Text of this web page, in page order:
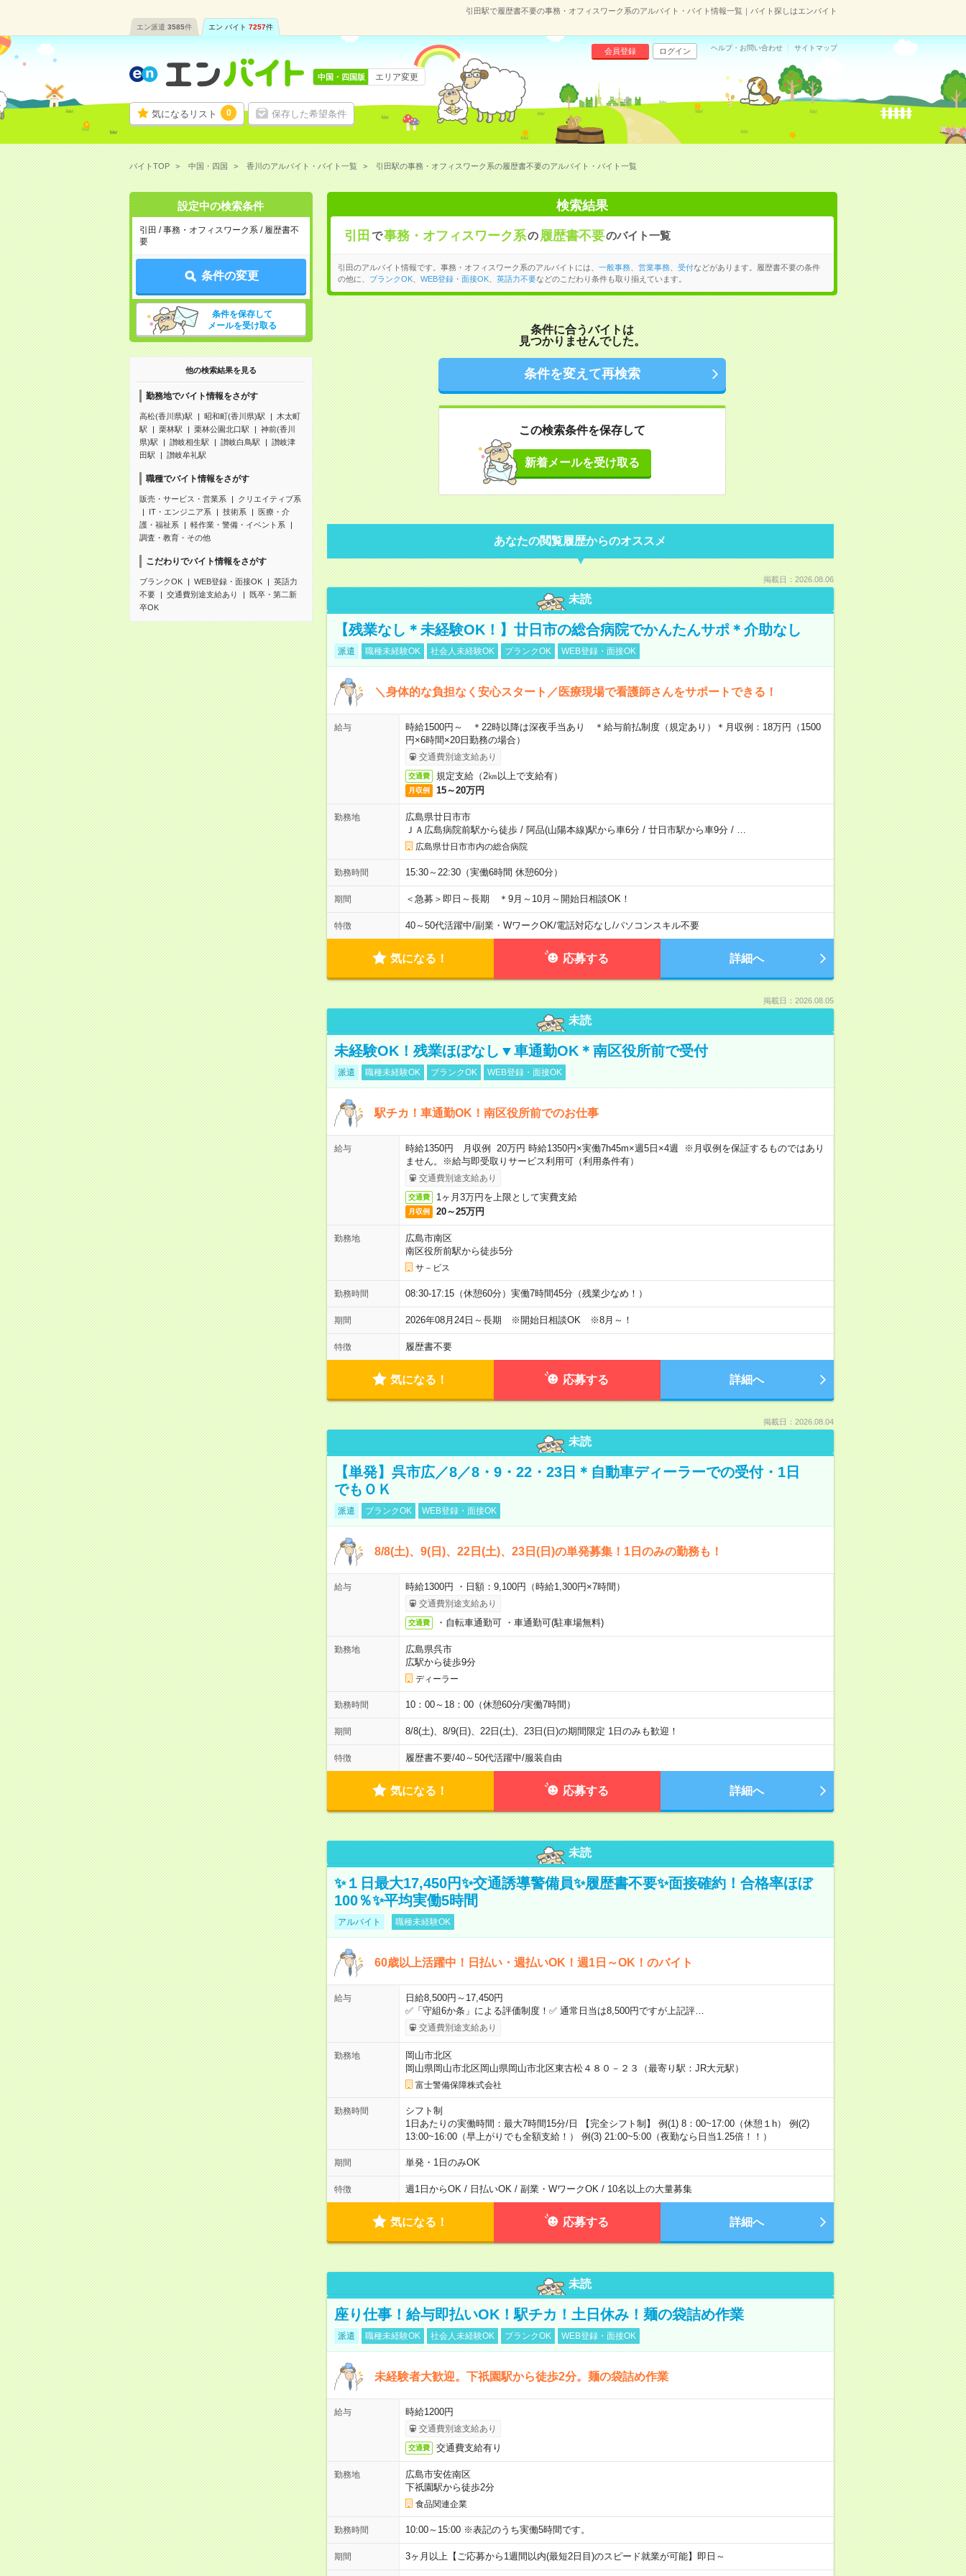
引田駅で履歴書不要の事務・オフィスワーク系のアルバイト・バイト情報一覧｜バイト探しはエンバイト
エン派遣 3585件 エン バイト 7257件
気になるリスト 0 保存した希望条件
会員登録 ログイン ヘルプ・お問い合わせ サイトマップ
中国・四国版 エリア変更
バイトTOP 中国・四国 香川のアルバイト・バイト一覧 引田駅の事務・オフィスワーク系の履歴書不要のアルバイト・バイト一覧
設定中の検索条件
引田 / 事務・オフィスワーク系 / 履歴書不
要
条件の変更
条件を保存して
メールを受け取る
他の検索結果を見る
勤務地でバイト情報をさがす
高松(香川県)駅 昭和町(香川県)駅
木太町
駅
栗林駅 栗林公園北口駅
神前(香川
県)駅
讃岐相生駅 讃岐白鳥駅
讃岐津
田駅
讃岐牟礼駅
職種でバイト情報をさがす
販売・サービス・営業系
クリエイティブ系
IT・エンジニア系
技術系
医療・介
護・福祉系
軽作業・警備・イベント系
調査・教育・その他
こだわりでバイト情報をさがす
ブランクOK WEB登録・面接OK
英語力
不要
交通費別途支給あり
既卒・第二新
卒OK
検索結果
引田 で事務・オフィスワーク系の 履歴書不要のバイト一覧
引田のアルバイト情報です。事務・オフィスワーク系のアルバイトには、 一般事務、 営業事務、 受付などがあります。履歴書不要の条件
の他に、
ブランクOK、 WEB登録・面接OK、 英語力不要などのこだわり条件も取り揃えています。
条件に合うバイトは
見つかりませんでした。
条件を変えて再検索
この検索条件を保存して
新着メールを受け取る
あなたの閲覧履歴からのオススメ
掲載日：2026.08.06
未読
【残業なし＊未経験OK！】廿日市の総合病院でかんたんサポ＊介助なし
派遣 職種未経験OK 社会人未経験OK ブランクOK WEB登録・面接OK
＼身体的な負担なく安心スタート／医療現場で看護師さんをサポートできる！
給与
時給1500円～ ＊22時以降は深夜手当あり ＊給与前払制度（規定あり）＊月収例：18万円（1500
円×6時間×20日勤務の場合）
交通費別途支給あり
交通費 規定支給（2㎞以上で支給有）
月収例 15～20万円
勤務地
広島県廿日市市
ＪＡ広島病院前駅から徒歩/ 阿品(山陽本線)駅から車6分/ 廿日市駅から車9分/
広島県廿日市市内の総合病院
勤務時間 15:30～22:30（実働6時間 休憩60分）
期間 ＜急募＞即日～長期 ＊9月～10月～開始日相談OK！
特徴 40～50代活躍中/副業・WワークOK/電話対応なし/パソコンスキル不要
気になる！ 応募する 詳細へ
掲載日：2026.08.05
未読
未経験OK！残業ほぼなし▼車通勤OK＊南区役所前で受付
派遣 職種未経験OK ブランクOK WEB登録・面接OK
駅チカ！車通勤OK！南区役所前でのお仕事
給与
時給1350円 月収例 20万円 時給1350円×実働7h45m×週5日×4週 ※月収例を保証するものではあり
ません。※給与即受取りサービス利用可（利用条件有）
交通費別途支給あり
交通費 1ヶ月3万円を上限として実費支給
月収例 20～25万円
勤務地
広島市南区
南区役所前駅から徒歩5分
サ－ビス
勤務時間 08:30-17:15（休憩60分）実働7時間45分（残業少なめ！）
期間 2026年08月24日～長期 ※開始日相談OK ※8月～！
特徴 履歴書不要
気になる！ 応募する 詳細へ
掲載日：2026.08.04
未読
【単発】呉市広／8／8・9・22・23日＊自動車ディーラーでの受付・1日
でもＯＫ
派遣 ブランクOK WEB登録・面接OK
8/8(土)、9(日)、22日(土)、23日(日)の単発募集！1日のみの勤務も！
給与 時給1300円 ・日額：9,100円（時給1,300円×7時間）
交通費別途支給あり
交通費 ・自転車通勤可 ・車通勤可(駐車場無料)
勤務地
広島県呉市
広駅から徒歩9分
ディーラー
勤務時間 10：00～18：00（休憩60分/実働7時間）
期間 8/8(土)、8/9(日)、22日(土)、23日(日)の期間限定 1日のみも歓迎！
特徴 履歴書不要/40～50代活躍中/服装自由
気になる！ 応募する 詳細へ
未読
✨１日最大17,450円✨交通誘導警備員✨履歴書不要✨面接確約！合格率ほぼ
100％✨平均実働5時間
アルバイト 職種未経験OK
60歳以上活躍中！日払い・週払いOK！週1日～OK！のバイト
給与
日給8,500円～17,450円
✅「守組6か条」による評価制度！✅ 通常日当は8,500円ですが上記評…
交通費別途支給あり
勤務地
岡山市北区
岡山県岡山市北区岡山県岡山市北区東古松４８０－２３（最寄り駅：JR大元駅）
富士警備保障株式会社
勤務時間
シフト制
1日あたりの実働時間：最大7時間15分/日 【完全シフト制】 例(1) 8：00~17:00（休憩１h） 例(2)
13:00~16:00（早上がりでも全額支給！） 例(3) 21:00~5:00（夜勤なら日当1.25倍！！）
期間 単発・1日のみOK
特徴 週1日からOK / 日払いOK / 副業・WワークOK / 10名以上の大量募集
気になる！ 応募する 詳細へ
未読
座り仕事！給与即払いOK！駅チカ！土日休み！麺の袋詰め作業
派遣 職種未経験OK 社会人未経験OK ブランクOK WEB登録・面接OK
未経験者大歓迎。下祇園駅から徒歩2分。麺の袋詰め作業
給与 時給1200円
交通費別途支給あり
交通費 交通費支給有り
勤務地
広島市安佐南区
下祇園駅から徒歩2分
食品関連企業
勤務時間 10:00～15:00 ※表記のうち実働5時間です。
期間 3ヶ月以上【ご応募から1週間以内(最短2日目)のスピード就業が可能】即日～